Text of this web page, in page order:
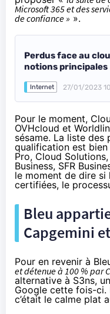
Microsoft 365 et des
de confiance » ».
Perdus face au
notions principales
Internet 27/01/2023
Pour le moment,
OVHcloud et
sésame. La liste des
qualification est bien
Pro, Cloud
Business, SFR
le moment de dire si
certifiées, le
Bleu
Capgemini
Pour en revenir à
et détenue à 100 % par
alternative à S3ns,
Google cette fois-ci.
c’était le calme plat